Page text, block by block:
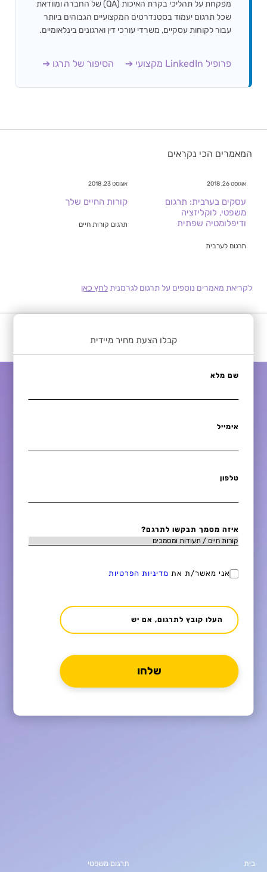
מפקחת על תהליכי בקרת האיכות (QA) של החברה ומוודאת
שכל תרגום יעמוד בסטנדרטים המקצועיים הגבוהים ביותר
עבור לקוחות עסקיים, משרדי עורכי דין וארגונים בינלאומיים.
פרופיל LinkedIn מקצועי ➔ הסיפור של תרגו ➔
המאמרים הכי נקראים
אוגוסט 26, 2018
עסקים בערבית: תרגום
משפטי, לוקליזציה
ודיפלומטיה שפתית
תרגום לערבית
אוגוסט 23, 2018
קורות החיים שלך
תרגום קורות חיים
לקריאת מאמרים נוספים על תרגום לגרמניתלחץ כאן
קבלו הצעת מחיר מיידית
שם מלא
אימייל
טלפון
איזה מסמך תבקשו לתרגם?
אני מאשר/ת את מדיניות הפרטיות
העלו קובץ לתרגום, אם יש
בית תרגום משפטי